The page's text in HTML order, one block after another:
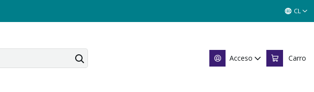
Acceso Carro
CL
YVAIN DEL LEON BUY A BOX - SINGLES
MITOS Y LEYENDAS